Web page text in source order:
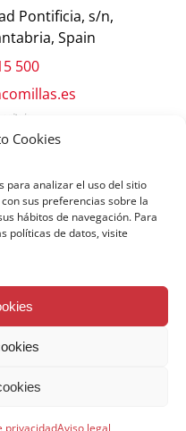
Cookies
para analizar el uso del sitio
sus preferencias sobre la
hábitos de navegación. Para
políticas de datos, visite
privacidadAviso legal
Pontificia, s/n,
Spain
500
Comillas
de privacidad